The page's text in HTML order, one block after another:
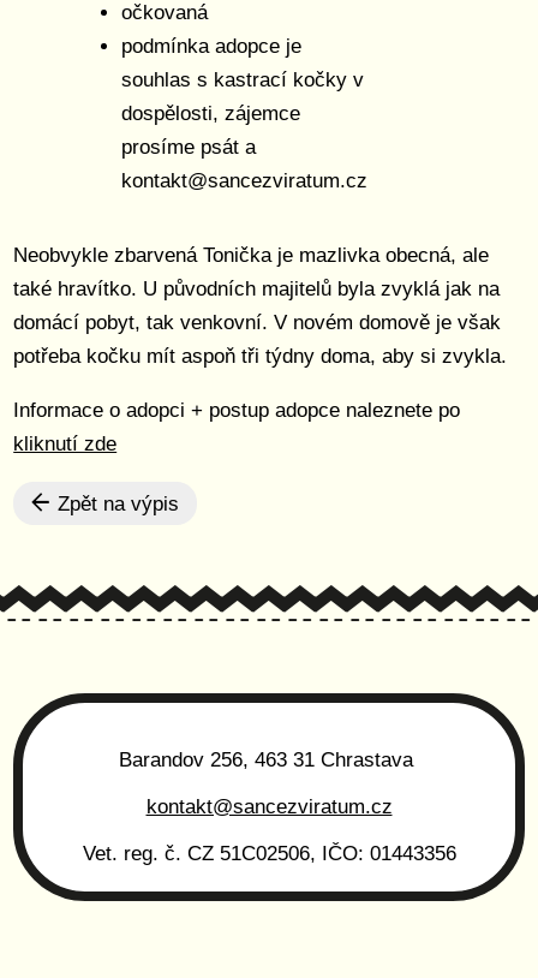
Neobvykle zbarvená Tonička je mazlivka obecná, ale
také hravítko. U původních majitelů byla zvyklá jak na
domácí pobyt, tak venkovní. V novém domově je však
potřeba kočku mít aspoň tři týdny doma, aby si zvykla.
Informace o adopci + postup adopce naleznete po
kliknutí zde
Zpět na výpis
očkovaná
podmínka adopce je
souhlas s kastrací kočky v
dospělosti, zájemce
prosíme psát a
kontakt@sancezviratum.cz
Barandov 256, 463 31 Chrastava
kontakt@sancezviratum.cz
Vet. reg. č. CZ 51C02506, IČO: 01443356